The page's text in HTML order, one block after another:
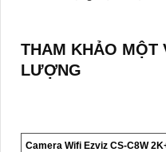
THAM KHẢO MỘT
LƯỢNG
Camera Wifi Ezviz CS-C8W